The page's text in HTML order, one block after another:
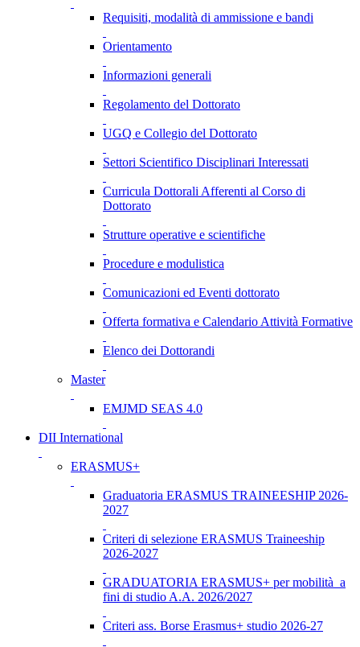
Requisiti, modalità di ammissione e bandi
Orientamento
Informazioni generali
Regolamento del Dottorato
UGQ e Collegio del Dottorato
Settori Scientifico Disciplinari Interessati
Curricula Dottorali Afferenti al Corso di
Dottorato
Strutture operative e scientifiche
Procedure e modulistica
Comunicazioni ed Eventi dottorato
Offerta formativa e Calendario Attività Formative
Elenco dei Dottorandi
Master
EMJMD SEAS 4.0
DII International
ERASMUS+
Graduatoria ERASMUS TRAINEESHIP 2026-
2027
Criteri di selezione ERASMUS Traineeship
2026-2027
GRADUATORIA ERASMUS+ per mobilità a
fini di studio A.A. 2026/2027
Criteri ass. Borse Erasmus+ studio 2026-27